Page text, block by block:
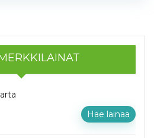
Hae lainaa